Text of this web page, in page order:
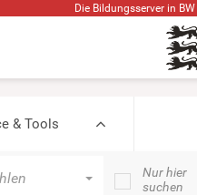
Die Bildungsserver in BW
& Tools
Nur hier
suchen